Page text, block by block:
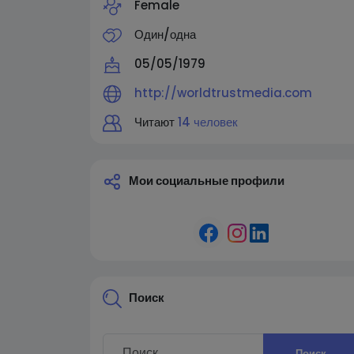
Female
Один/одна
05/05/1979
http://worldtrustmedia.com
Читают14 человек
Мои социальные профили
Поиск